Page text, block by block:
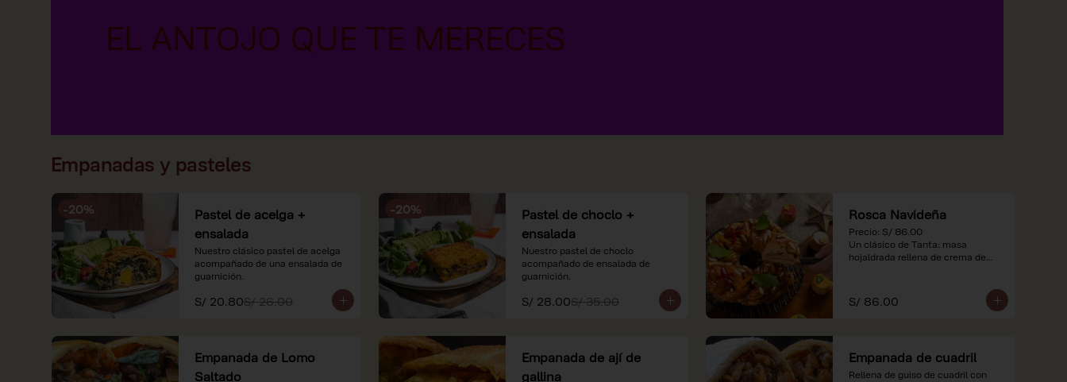
Empanadas y pasteles
-20%
Pastel de acelga +
ensalada
Nuestro clásico pastel de acelga
acompañado de una ensalada de
guarnición.
S/ 20.80S/ 26.00
-20%
Pastel de choclo +
ensalada
Nuestro pastel de choclo
acompañado de ensalada de
guarnición.
S/ 28.00S/ 35.00
Rosca Navideña
Precio: S/ 86.00
Un clásico de Tanta: masa
hojaldrada rellena de crema de
expresados en soles e incluyen
S/ 86.00
Empanada de Lomo
Saltado
Empanada de ají de
gallina
Empanada de cuadril
Rellena de guiso de cuadril con